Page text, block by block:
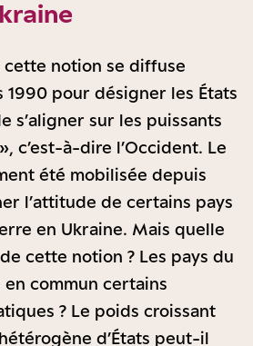
cette notion se diffuse
1990 pour désigner les États
s’aligner sur les puissants
c’est-à-dire l’Occident. Le
été mobilisée depuis
l’attitude de certains pays
en Ukraine. Mais quelle
cette notion ? Les pays du
commun certains
? Le poids croissant
d’États peut-il